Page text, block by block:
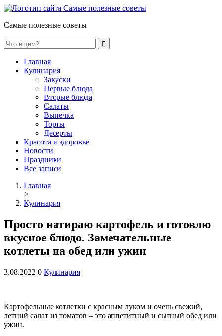
Самые полезные советы
Главная
Кулинария
Закуски
Первые блюда
Вторые блюда
Салаты
Выпечка
Торты
Десерты
Красота и здоровье
Новости
Праздники
Все записи
Главная
>
Кулинария
Просто натираю картофель и готовлю
вкусное блюдо. Замечательные
котлеты на обед или ужин
3.08.2022 0 Кулинария
Картофельные котлетки с красным луком и очень свежий,
летний салат из томатов – это аппетитный и сытный обед или
ужин.